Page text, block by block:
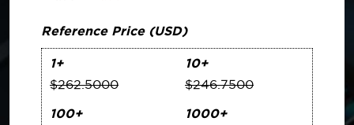
Reference Price (USD)
1+
$262.5000
10+
$246.7500
100+
1000+